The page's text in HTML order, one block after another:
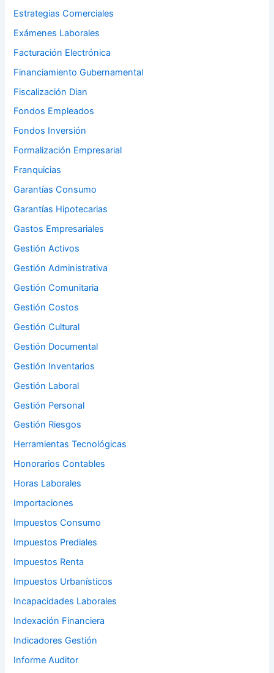
Estrategias Comerciales
Exámenes Laborales
Facturación Electrónica
Financiamiento Gubernamental
Fiscalización Dian
Fondos Empleados
Fondos Inversión
Formalización Empresarial
Franquicias
Garantías Consumo
Garantías Hipotecarias
Gastos Empresariales
Gestión Activos
Gestión Administrativa
Gestión Comunitaria
Gestión Costos
Gestión Cultural
Gestión Documental
Gestión Inventarios
Gestión Laboral
Gestión Personal
Gestión Riesgos
Herramientas Tecnológicas
Honorarios Contables
Horas Laborales
Importaciones
Impuestos Consumo
Impuestos Prediales
Impuestos Renta
Impuestos Urbanísticos
Incapacidades Laborales
Indexación Financiera
Indicadores Gestión
Informe Auditor